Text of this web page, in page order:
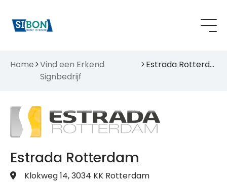
Home Vind een Erkend
Signbedrijf
Estrada Rotterdam
Estrada Rotterdam
Klokweg 14, 3034 KK Rotterdam